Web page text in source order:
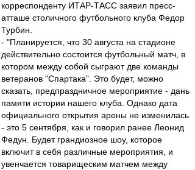
корреспонденту ИТАР-ТАСС заявил пресс-
атташе столичного футбольного клуба Федор
Турбин.
- "Планируется, что 30 августа на стадионе
действительно состоится футбольный матч, в
котором между собой сыграют две команды
ветеранов "Спартака". Это будет, можно
сказать, предпраздничное мероприятие - дань
памяти истории нашего клуба. Однако дата
официального открытия арены не изменилась
- это 5 сентября, как и говорил ранее Леонид
Федун. Будет грандиозное шоу, которое
включит в себя различные мероприятия, и
увенчается товарищеским матчем между